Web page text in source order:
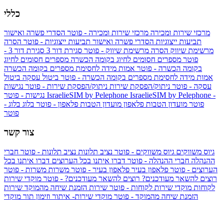
כללי
מרכזי שירות ומכירה מרכזי שירות ומכירה - פוטר הסדרי פשרה ואישור
תביעות ייצוגיות הסדרי פשרה ואישור תביעות ייצוגיות - פוטר הסרה
מרשימת שיווק הסרה מרשימת שיווק - פוטר סגירת דור 3
סגירת דור 3 -
פוטר מספרים חסומים לחיוג בקומה הכשרה מספרים חסומים לחיוג
בקומה הכשרה - פוטר אמות מידה לחסימת מספרים בקומה הכשרה
אמות מידה לחסימת מספרים בקומה הכשרה - פוטר ביטול עסקה ביטול
עסקה - פוטר ניתוק/הפסקת שירות ניתוק/הפסקת שירות - פוטר נגישות
IsraelieSIM by Pelephone IsraelieSIM by Pelephone -
פוטר מועדון הטבות פלאפון מועדון הטבות פלאפון - פוטר בלוג בלוג -
פוטר
צור קשר
גיוס משווקים גיוס משווקים - פוטר נציב תלונות נציב תלונות - פוטר חברי
ההנהלה חברי ההנהלה - פוטר דברו איתנו בכל הערוצים דברו איתנו בכל
הערוצים - פוטר פלאפון בעיר פלאפון בעיר - פוטר משרות משרות - פוטר
רוצים להשאר מעודכנים? רוצים להשאר מעודכנים? - פוטר מוקדי שירות
לקוחות מוקדי שירות לקוחות - פוטר שירות הזמנת שיחה מהמוקד שירות
הזמנת שיחה מהמוקד - פוטר מוקדי שירות- איתור וזימון תור מוקדי